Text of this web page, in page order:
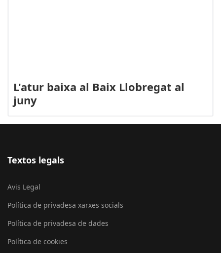
L'atur baixa al Baix Llobregat al
juny
Textos legals
Avis Legal
Política de privadesa xarxes socials
Política de privadesa de dades
Política de cookies